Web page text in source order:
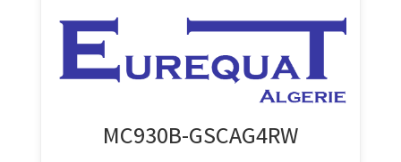
MC930B-GSCAG4RW